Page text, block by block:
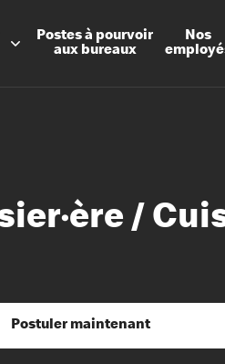
Postes à pourvoir
aux bureaux
Nos
/
Postuler maintenant